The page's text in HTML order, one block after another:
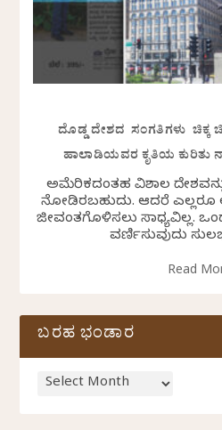
ದೊಡ್ಡ ದೇಶದ ಸಂಗತಿಗಳು ಚಿಕ್ಕ
ಹಾಲಾಡಿಯವರ ಕೃತಿಯ
ಅಮೆರಿಕದಂತಹ ವಿಶಾಲ
ನೋಡಿರಬಹುದು. ಆದರೆ ಎಲ್ಲರೂ
ಜೀವಂತಗೊಳಿಸಲು ಸಾಧ್ಯವಿಲ್ಲ.
ವರ್ಣಿಸುವುದು
Read
ಬರಹ ಭಂಡಾರ